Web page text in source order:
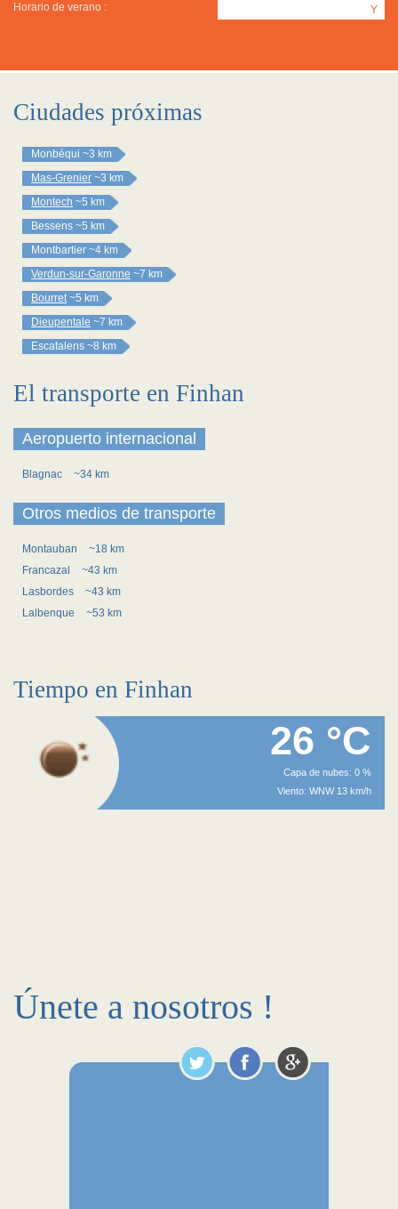
Horario de verano : Y
Ciudades próximas
Monbéqui ~3 km
Mas-Grenier ~3 km
Montech ~5 km
Bessens ~5 km
Montbartier ~4 km
Verdun-sur-Garonne ~7 km
Bourret ~5 km
Dieupentale ~7 km
Escatalens ~8 km
El transporte en Finhan
Aeropuerto internacional
Blagnac ~34 km
Otros medios de transporte
Montauban
~18 km
Francazal
~43 km
Lasbordes
~43 km
Lalbenque
~53 km
Tiempo en Finhan
26 °C
Capa de nubes: 0 %
Viento: WNW 13 km/h
Únete a nosotros !